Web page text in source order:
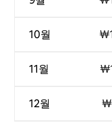
10월
11월
12월